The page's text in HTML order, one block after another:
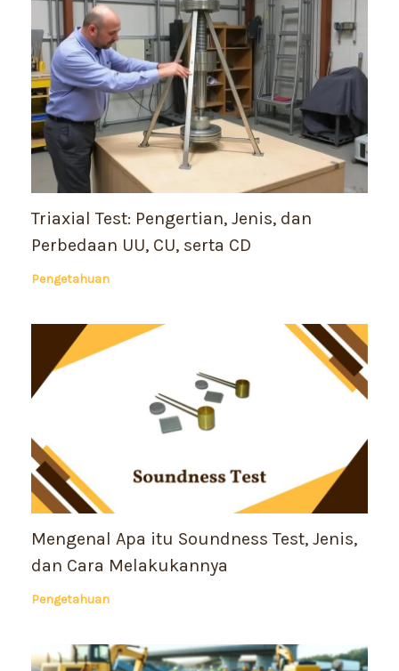
Triaxial Test: Pengertian, Jenis, dan
Perbedaan UU, CU, serta CD
Pengetahuan
Mengenal Apa itu Soundness Test, Jenis,
dan Cara Melakukannya
Pengetahuan